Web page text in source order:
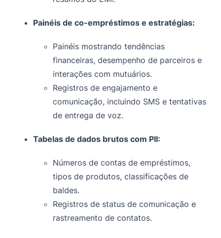
Painéis de co-empréstimos e estratégias:
Painéis mostrando tendências
financeiras, desempenho de parceiros e
interações com mutuários.
Registros de engajamento e
comunicação, incluindo SMS e tentativas
de entrega de voz.
Tabelas de dados brutos com PII:
Números de contas de empréstimos,
tipos de produtos, classificações de
baldes.
Registros de status de comunicação e
rastreamento de contatos.